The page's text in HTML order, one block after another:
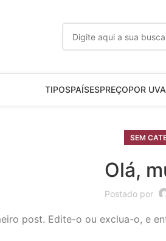
TIPOSPAÍSESPREÇOPOR UVA
SEM
Olá,
Postado por
post. Edite-o ou exclua-o, e